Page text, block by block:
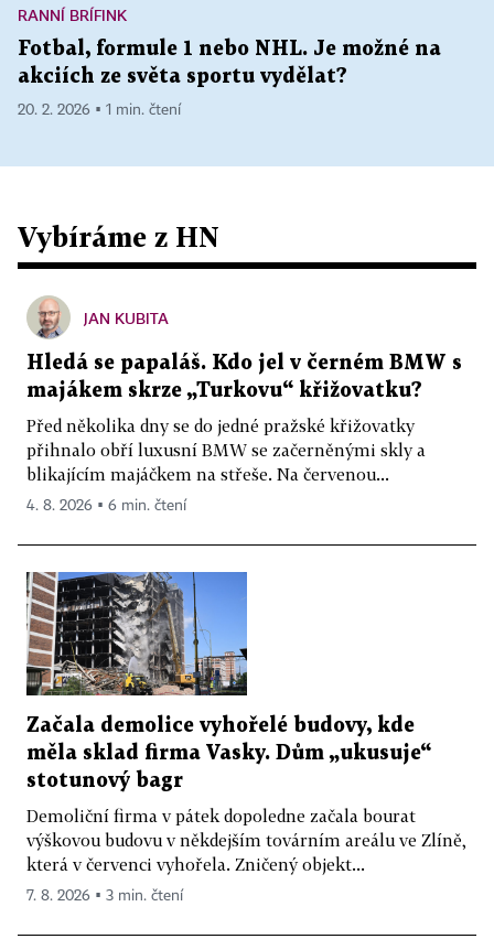
RANNÍ BRÍFINK
Fotbal, formule 1 nebo NHL. Je možné na
akciích ze světa sportu vydělat?
20. 2. 2026 ▪ 1 min. čtení
Vybíráme z HN
JAN KUBITA
Hledá se papaláš. Kdo jel v černém BMW s
majákem skrze „Turkovu“ křižovatku?
Před několika dny se do jedné pražské křižovatky
přihnalo obří luxusní BMW se začerněnými skly a
blikajícím majáčkem na střeše. Na červenou...
4. 8. 2026 ▪ 6 min. čtení
Začala demolice vyhořelé budovy, kde
měla sklad firma Vasky. Dům „ukusuje“
stotunový bagr
Demoliční firma v pátek dopoledne začala bourat
výškovou budovu v někdejším továrním areálu ve Zlíně,
která v červenci vyhořela. Zničený objekt...
7. 8. 2026 ▪ 3 min. čtení